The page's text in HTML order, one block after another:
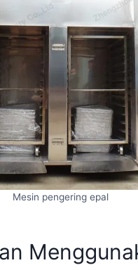
Mesin pengering epal